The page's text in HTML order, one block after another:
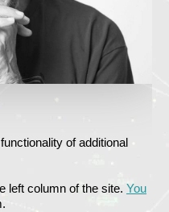
of additional
left column of the site. You